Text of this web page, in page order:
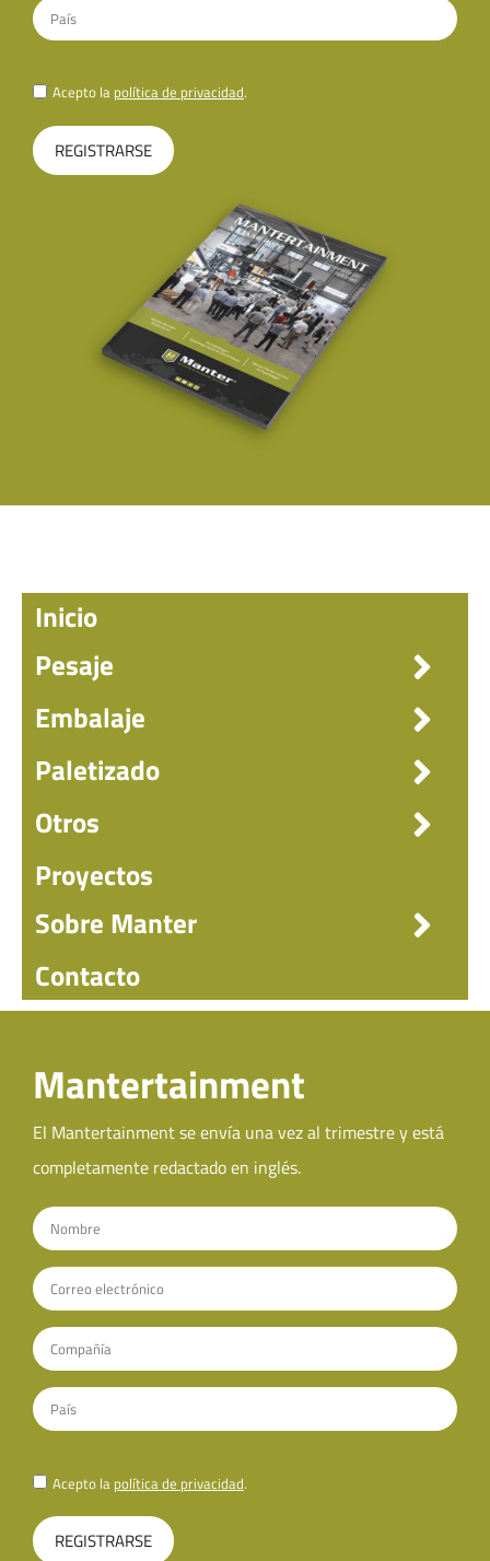
Acepto la política de privacidad.
REGISTRARSE
Inicio
Pesaje
Embalaje
Paletizado
Otros
Proyectos
Sobre Manter
Contacto
Mantertainment
El Mantertainment se envía una vez al trimestre y está
completamente redactado en inglés.
Acepto la política de privacidad.
REGISTRARSE